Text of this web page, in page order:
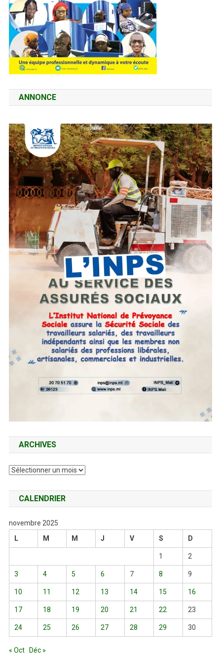
ANNONCE
ARCHIVES
Archives
CALENDRIER
novembre 2025
L
M M J V S D
1 2
3 4 5 6 7 8 9
10 11 12 13 14 15 16
17 18 19 20 21 22 23
24 25 26 27 28 29 30
« Oct Déc »